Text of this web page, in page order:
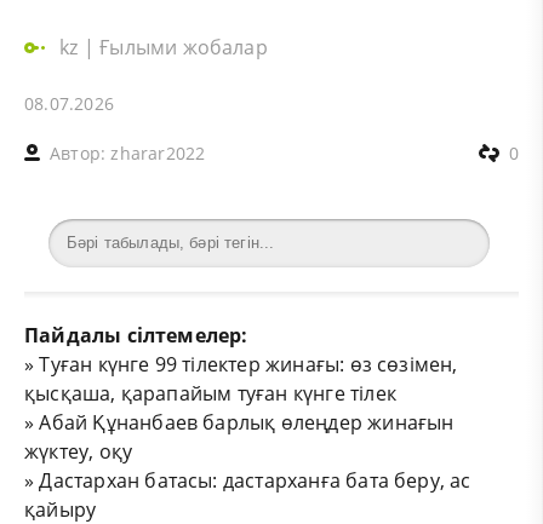
kz |Ғылыми жобалар
08.07.2026
Автор: zharar2022 0
Пайдалы сілтемелер:
»Туған күнге 99 тілектер жинағы: өз сөзімен,
қысқаша, қарапайым туған күнге тілек
»Абай Құнанбаев барлық өлеңдер жинағын
жүктеу, оқу
»Дастархан батасы: дастарханға бата беру, ас
қайыру